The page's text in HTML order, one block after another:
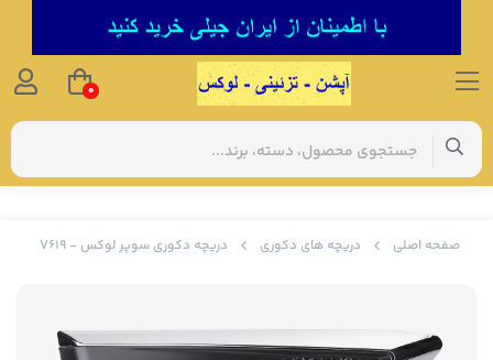
صفحه اصلی دریچه های دکوری دریچه دکوری سوپر لوکس - V619
0